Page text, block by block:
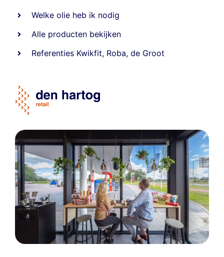
Welke olie heb ik nodig
Alle producten bekijken
Referenties Kwikfit, Roba,de Groot